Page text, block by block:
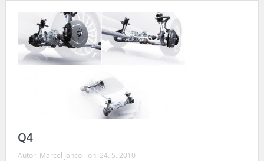
Q4
Autor: Marcel Janco on: 24. 5. 2010